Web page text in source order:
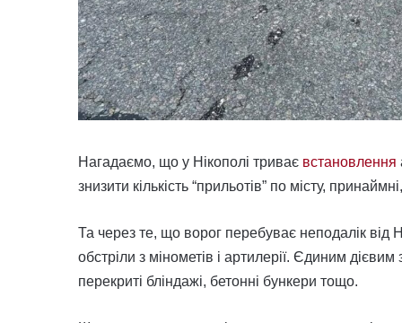
Нагадаємо, що у Нікополі триває встановлення
знизити кількість “прильотів” по місту,
Та через те, що ворог перебуває неподалік
обстріли з мінометів і артилерії. Єдиним
перекриті бліндажі, бетонні бункери тощо.